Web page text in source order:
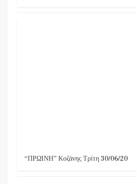
“ΠΡΩΙΝΗ” Κοζάνης Τρίτη 30/06/20